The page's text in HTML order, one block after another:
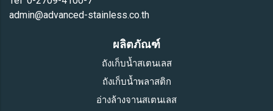
admin@advanced-stainless.co.th
ผลิตภัณฑ์
ถังเก็บน้ำสเตนเลส
ถังเก็บน้ำพลาสติก
อ่างล้างจานสเตนเลส